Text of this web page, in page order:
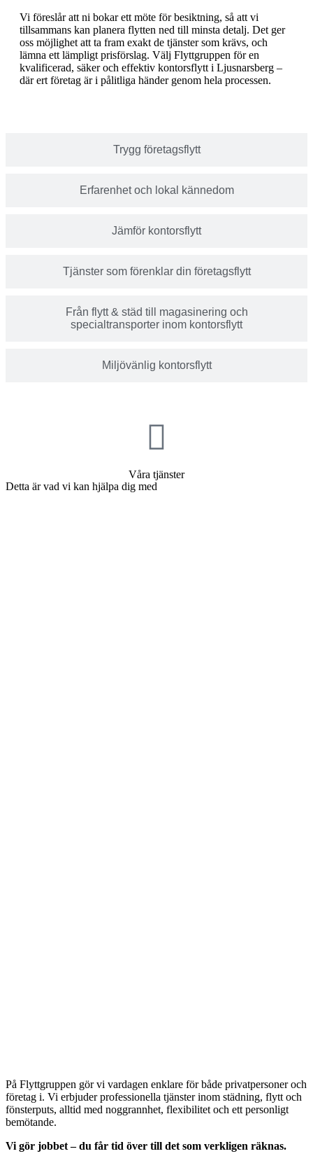
Trygg företagsflytt
Erfarenhet och lokal kännedom
Jämför kontorsflytt
Tjänster som förenklar din företagsflytt
Från flytt & städ till magasinering och
specialtransporter inom kontorsflytt
Miljövänlig kontorsflytt
Vi föreslår att ni bokar ett möte för besiktning, så att vi
tillsammans kan planera flytten ned till minsta detalj. Det ger
oss möjlighet att ta fram exakt de tjänster som krävs, och
lämna ett lämpligt prisförslag. Välj Flyttgruppen för en
kvalificerad, säker och effektiv kontorsflytt i Ljusnarsberg –
där ert företag är i pålitliga händer genom hela processen.
Våra tjänster
Detta är vad vi kan hjälpa dig med
På Flyttgruppen gör vi vardagen enklare för både privatpersoner och
företag i. Vi erbjuder professionella tjänster inom städning, flytt och
fönsterputs, alltid med noggrannhet, flexibilitet och ett personligt
bemötande.
Vi gör jobbet – du får tid över till det som verkligen räknas.